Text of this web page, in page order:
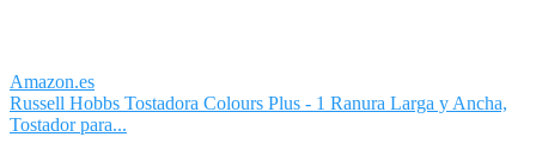
Amazon.es
Russell Hobbs Tostadora Colours Plus - 1 Ranura Larga y Ancha,
Tostador para...